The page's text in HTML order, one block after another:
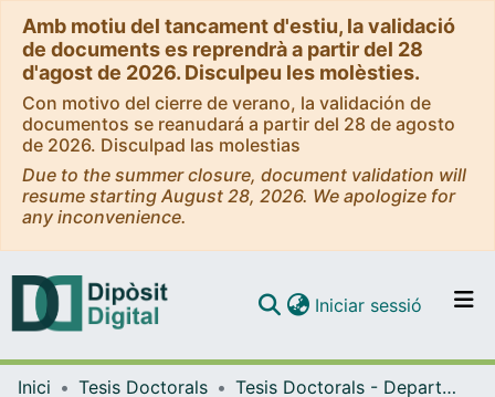
Amb motiu del tancament d'estiu, la validació
de documents es reprendrà a partir del 28
d'agost de 2026. Disculpeu les molèsties.
Con motivo del cierre de verano, la validación de
documentos se reanudará a partir del 28 de agosto
de 2026. Disculpad las molestias
Due to the summer closure, document validation will
resume starting August 28, 2026. We apologize for
any inconvenience.
Navega per tot el DD
Iniciar sessió (current)
Inici Tesis Doctorals
Tesis Doctorals - Departament - Filologia Semítica